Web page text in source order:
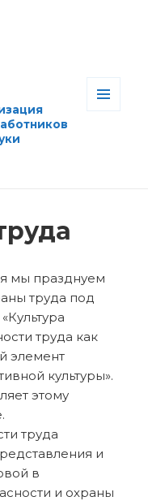
мы празднуем
труда под
труда как
элемент
культуры».
этому
труда
и
в
и охраны